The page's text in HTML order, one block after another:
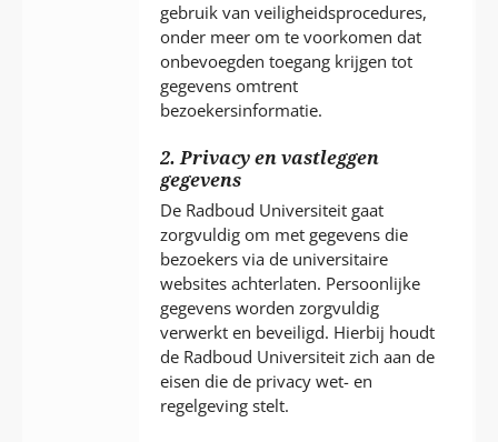
gebruik van veiligheidsprocedures,
onder meer om te voorkomen dat
onbevoegden toegang krijgen tot
gegevens omtrent
bezoekersinformatie.
2. Privacy en vastleggen
gegevens
De Radboud Universiteit gaat
zorgvuldig om met gegevens die
bezoekers via de universitaire
websites achterlaten. Persoonlijke
gegevens worden zorgvuldig
verwerkt en beveiligd. Hierbij houdt
de Radboud Universiteit zich aan de
eisen die de privacy wet- en
regelgeving stelt.